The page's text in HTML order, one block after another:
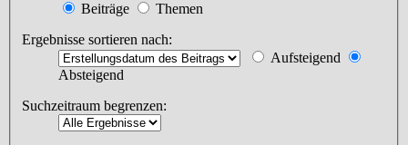
Beiträge
Themen
Ergebnisse sortieren nach:
Aufsteigend
Absteigend
Suchzeitraum begrenzen: